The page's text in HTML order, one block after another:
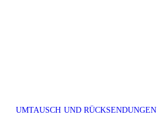
UMTAUSCH UND RÜCKSENDUNGEN